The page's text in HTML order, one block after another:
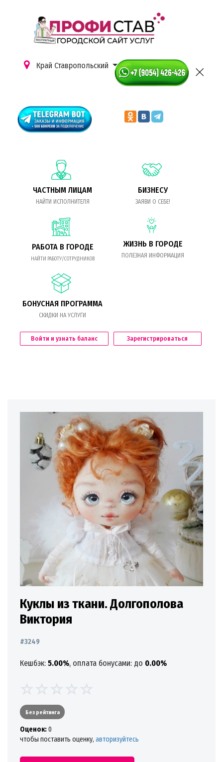
Край Ставропольский
ЧАСТНЫМ ЛИЦАМ
НАЙТИ ИСПОЛНИТЕЛЯ
БИЗНЕСУ
ЗАЯВИ О СЕБЕ!
РАБОТА В ГОРОДЕ
НАЙТИ РАБОТУ/СОТРУДНИКОВ
ЖИЗНЬ В ГОРОДЕ
ПОЛЕЗНАЯ ИНФОРМАЦИЯ
БОНУСНАЯ ПРОГРАММА
СКИДКИ НА УСЛУГИ
Войти и узнать баланс Зарегистрироваться
Куклы из ткани. Долгополова
Виктория
#3249
Кешбэк: 5.00%, оплата бонусами: до 0.00%
Без рейтинга
Oценок:0
чтобы поставить оценку, авторизуйтесь